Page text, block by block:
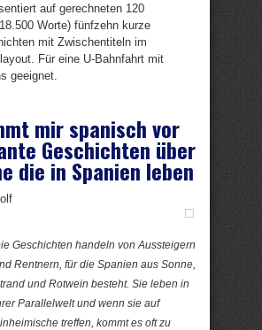
auf gerechneten 120
Worte) fünfzehn kurze
mit Zwischentiteln im
Für eine U-Bahnfahrt mit
geeignet.
mir spanisch vor
Geschichten über
die in Spanien leben
Geschichten handeln von Aussteigern
Rentnern, für die Spanien aus Sonne,
und Rotwein besteht. Sie leben in
Parallelwelt und wenn sie auf
treffen, kommt es oft zu